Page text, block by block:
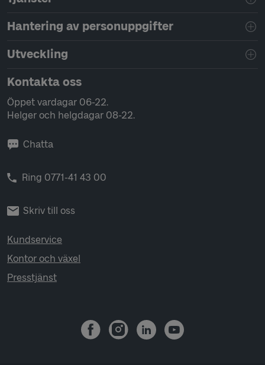
Hantering av personuppgifter
Utveckling
Kontakta oss
Öppet vardagar 06-22.
Helger och helgdagar 08-22.
Chatta
Ring 0771-41 43 00
Skriv till oss
Kundservice
Kontor och växel
Presstjänst